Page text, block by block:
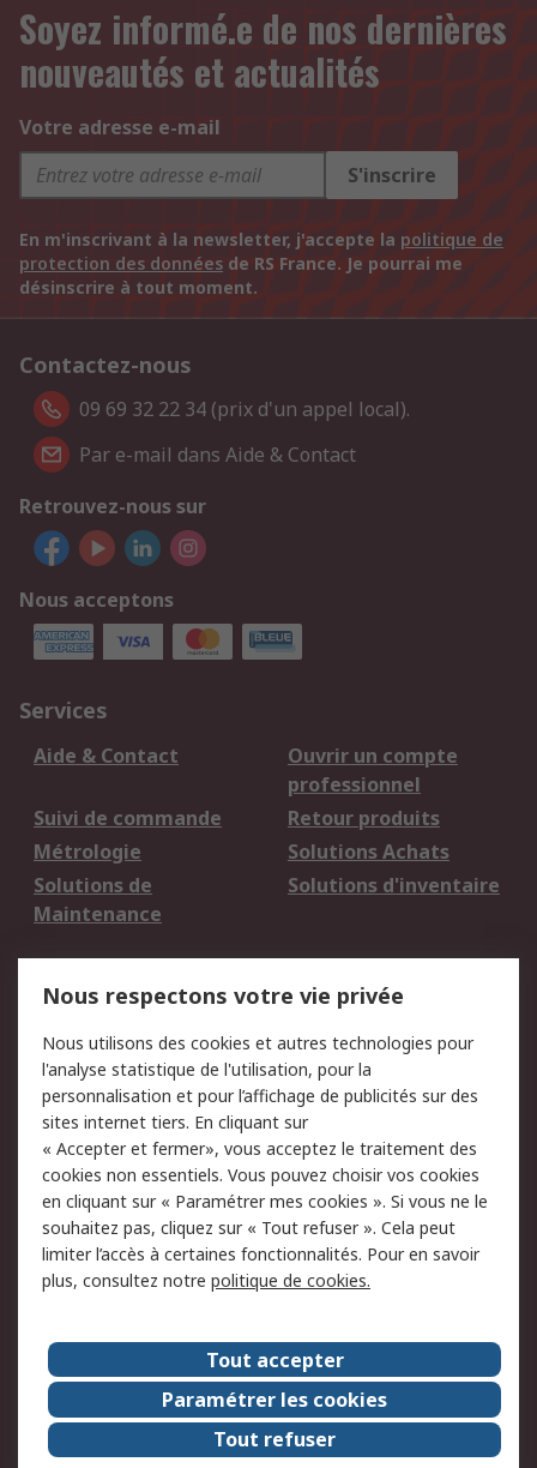
Soyez informé.e de nos dernières
nouveautés et actualités
Votre adresse e-mail
S'inscrire
En m'inscrivant à la newsletter, j'accepte la politique de
protection des données de RS France. Je pourrai me
désinscrire à tout moment.
Contactez-nous
09 69 32 22 34 (prix d'un appel local).
Par e-mail dans Aide & Contact
Retrouvez-nous sur
Nous acceptons
Services
Aide & Contact
Ouvrir un compte
professionnel
Suivi de commande
Retour produits
Métrologie
Solutions Achats
Solutions de
Maintenance
Solutions d'inventaire
du site
Politique de protection
des données - Mise à
jour
Sécurité des E-mails
Conditions générales
de vente
Politique anti-
corruption
Campagnes marketing
A propos de RS
A propos de RS France
Evénements
Le groupe RS Group Plc
Presse
RS dans le monde
Démarche RSE
Nous rejoindre
RS Particuliers
Nous respectons votre vie privée
Nous utilisons des cookies et autres technologies pour
l'analyse statistique de l'utilisation, pour la
personnalisation et pour l’affichage de publicités sur des
sites internet tiers. En cliquant sur
« Accepter et fermer», vous acceptez le traitement des
cookies non essentiels. Vous pouvez choisir vos cookies
en cliquant sur « Paramétrer mes cookies ». Si vous ne le
souhaitez pas, cliquez sur « Tout refuser ». Cela peut
limiter l’accès à certaines fonctionnalités. Pour en savoir
plus, consultez notre politique de cookies.
Tout accepter
Paramétrer les cookies
Tout refuser